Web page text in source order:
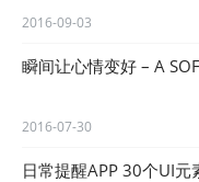
2016-09-03
瞬间让心情变好 – A
2016-07-30
日常提醒APP 30个UI元